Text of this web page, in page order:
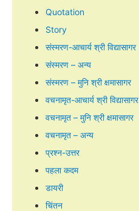
Quotation
Story
संस्मरण-आचार्य श्री विद्यासागर
संस्मरण – अन्य
संस्मरण – मुनि श्री क्षमासागर
वचनामृत-आचार्य श्री विद्यासागर
वचनामृत – मुनि श्री क्षमासागर
वचनामृत – अन्य
प्रश्न-उत्तर
पहला कदम
डायरी
चिंतन